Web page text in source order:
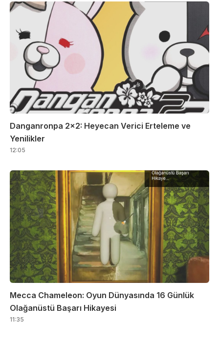
Danganronpa 2×2: Heyecan Verici Erteleme ve
Yenilikler
12:05
Mecca Chameleon: Oyun Dünyasında 16 Günlük
Olağanüstü Başarı Hikayesi
11:35